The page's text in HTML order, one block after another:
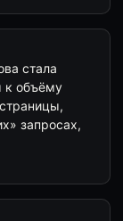
стала
к объёму
запросах,